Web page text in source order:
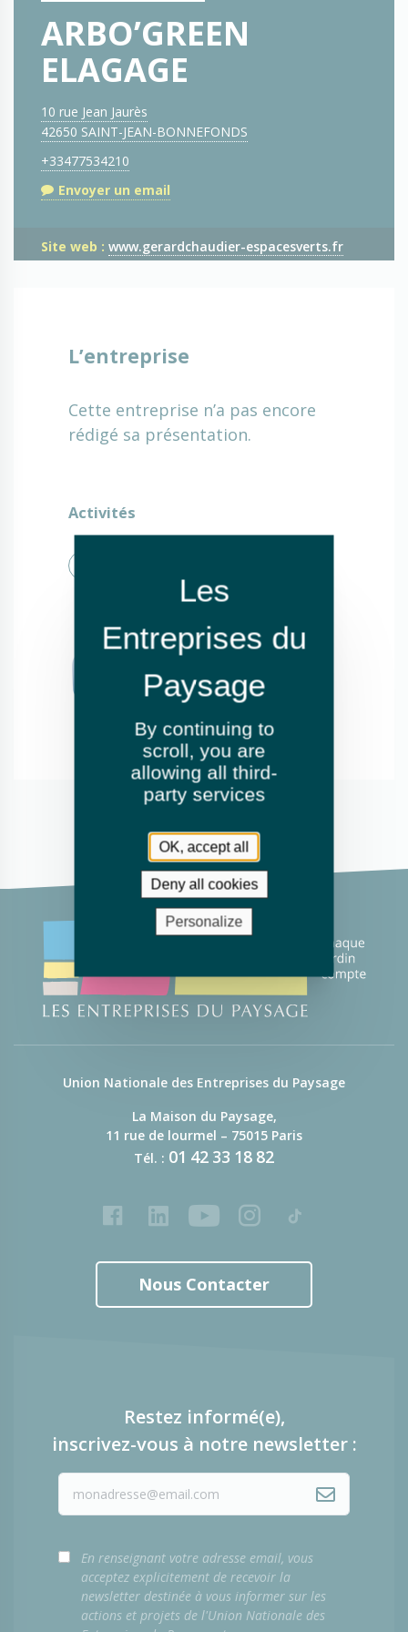
ARBO’GREEN
ELAGAGE
10 rue Jean Jaurès
42650 SAINT-JEAN-BONNEFONDS
+33477534210
Envoyer un email
Site web : www.gerardchaudier-espacesverts.fr
L’entreprise
Cette entreprise n’a pas encore
rédigé sa présentation.
Activités
Union Nationale des Entreprises du Paysage
La Maison du Paysage,
11 rue de lourmel – 75015 Paris
Tél. : 01 42 33 18 82
FacebookLinkedInYoutubeInstagram
Tiktok
Nous Contacter
Restez informé(e),
inscrivez-vous à notre newsletter :
En renseignant votre adresse email, vous
acceptez explicitement de recevoir la
newsletter destinée à vous informer sur les
actions et projets de l'Union Nationale des
By continuing to
scroll, you are
allowing all third-
party services
OK, accept all
Deny all cookies
Personalize